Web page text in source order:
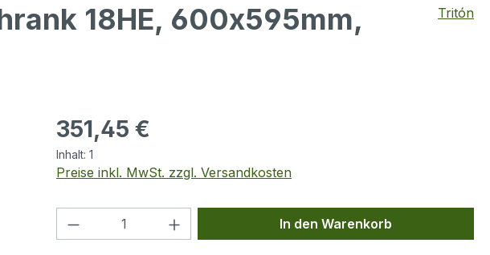
18HE, 600x595mm,
Tritón
Regulärer Preis:
351,45 €
Inhalt: 1
Preise inkl. MwSt. zzgl. Versandkosten
Produkt Anzahl: Gib den gewünschten Wert
In den Warenkorb